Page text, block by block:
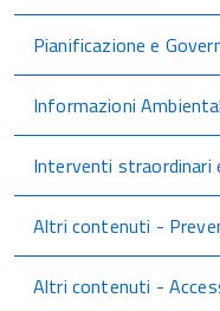
Pianificazione e
Informazioni
Interventi straordinari
Altri contenuti -
Altri contenuti -